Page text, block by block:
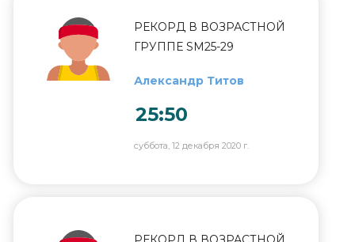
РЕКОРД В ВОЗРАСТНОЙ
ГРУППЕ SM25-29
Александр Титов
25:50
суббота, 12 декабря 2020 г.